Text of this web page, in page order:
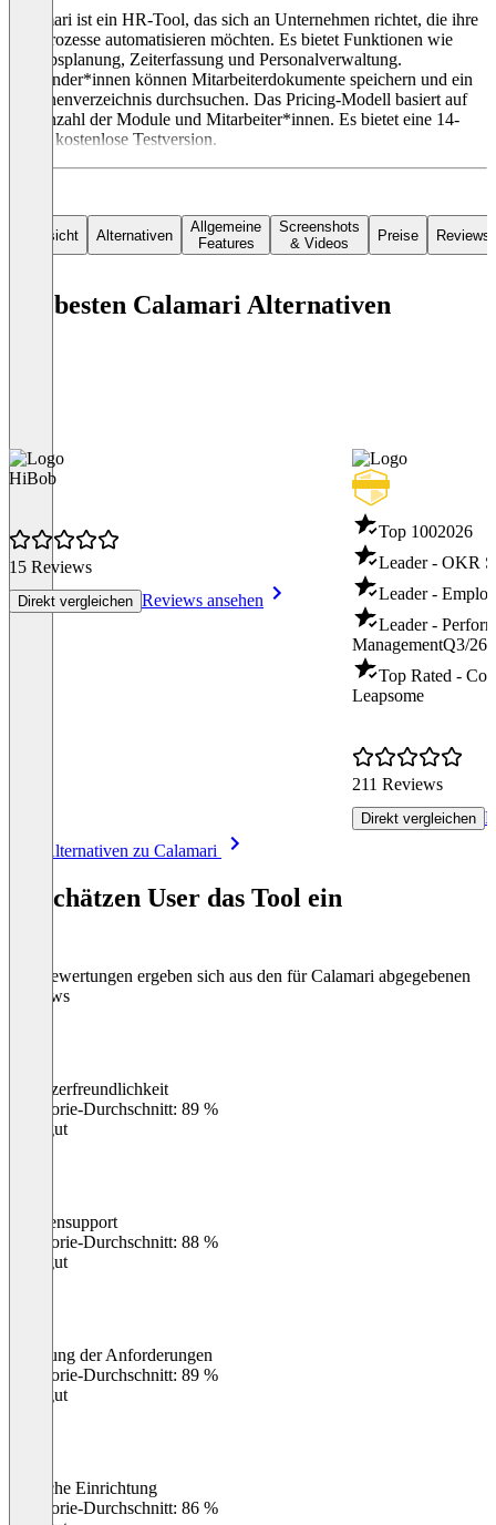
Calamari ist ein HR-Tool, das sich an Unternehmen richtet, die ihre
HR-Prozesse automatisieren möchten. Es bietet Funktionen wie
Urlaubsplanung, Zeiterfassung und Personalverwaltung.
Anwender*innen können Mitarbeiterdokumente speichern und ein
Personenverzeichnis durchsuchen. Das Pricing-Modell basiert auf
der Anzahl der Module und Mitarbeiter*innen. Es bietet eine 14-
tägige kostenlose Testversion.
Übersicht Alternativen
Allgemeine
Features
Screenshots
& Videos
Preise Reviews
Die besten Calamari Alternativen
HiBob
15 Reviews
Direkt vergleichen Reviews ansehen
Top 1002026
Leader - OKR
Leader -
Leader -
ManagementQ3/26
Top Rated -
Leapsome
211 Reviews
Direkt vergleichen
Alle Alternativen zu Calamari
So schätzen User das Tool ein
Die Bewertungen ergeben sich aus den für Calamari abgegebenen
Reviews
Benutzerfreundlichkeit
Kategorie-Durchschnitt: 89 %
Sehr gut
Kundensupport
Kategorie-Durchschnitt: 88 %
Sehr gut
Erfüllung der Anforderungen
Kategorie-Durchschnitt: 89 %
Sehr gut
Einfache Einrichtung
Kategorie-Durchschnitt: 86 %